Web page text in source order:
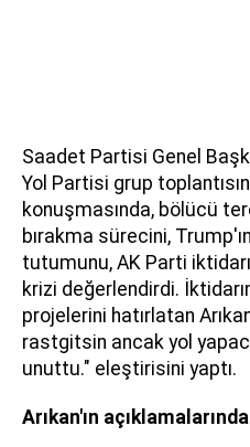
Saadet Partisi Genel
Yol Partisi grup
konuşmasında, bölücü
bırakma sürecini,
tutumunu, AK Parti
krizi değerlendirdi.
projelerini hatırlatan
rastgitsin ancak yol
unuttu." eleştirisini yaptı.
Arıkan'ın